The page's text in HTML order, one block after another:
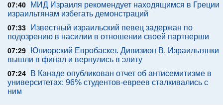
07:40
МИД Израиля рекомендует находящимся в Греции
израильтянам избегать демонстраций
07:33
Известный израильский певец задержан по
подозрению в насилии в отношении своей партнерши
07:29
Юниорский Евробаскет. Дивизион В. Израильтянки
вышли в финал и вернулись в элиту
07:24
В Канаде опубликован отчет об антисемитизме в
университетах: 96% студентов-евреев сталкивались с
ним